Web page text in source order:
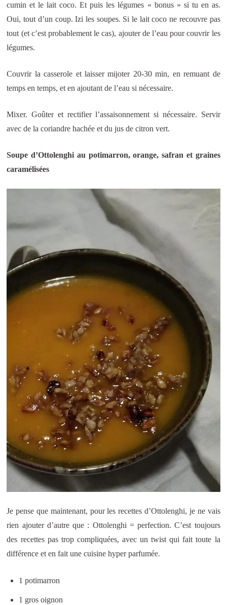
cumin et le lait coco. Et puis les légumes « bonus » si tu en as.
Oui, tout d’un coup. Izi les soupes. Si le lait coco ne recouvre pas
tout (et c’est probablement le cas), ajouter de l’eau pour couvrir les
légumes.
Couvrir la casserole et laisser mijoter 20-30 min, en remuant de
temps en temps, et en ajoutant de l’eau si nécessaire.
Mixer. Goûter et rectifier l’assaisonnement si nécessaire. Servir
avec de la coriandre hachée et du jus de citron vert.
Soupe d’Ottolenghi au potimarron, orange, safran et graines
caramélisées
Je pense que maintenant, pour les recettes d’Ottolenghi, je ne vais
rien ajouter d’autre que : Ottolenghi = perfection. C’est toujours
des recettes pas trop compliquées, avec un twist qui fait toute la
différence et en fait une cuisine hyper parfumée.
1 potimarron
1 gros oignon